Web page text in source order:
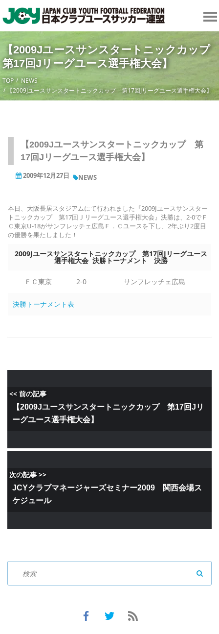
【2009Jユースサンスタートニックカッ
第17回Jリーグユース選手権大会】
TOP
NEWS
【2009Jユースサンスタートニックカップ 第17回Jリーグユース選手権大会】
【2009Jユースサンスタートニックカップ 第
17回Jリーグユース選手権大会】
2009年12月27日 NEWS
本日、大阪長居スタジアムにて行われました『2009Jユースサンスター
トニックカップ 第17回Ｊリーグユース選手権大会』決勝は、2-0でＦ
Ｃ東京U-18がサンフレッチェ広島Ｆ．Ｃユースを下し、2年ぶり2度目
の優勝を果たしました！
2009Jユースサンスタートニックカップ 第17回Jリーグユース
選手権大会 決勝トーナメント 決勝
ＦＣ東京 2-0 サンフレッチェ広島
決勝トーナメント表
<< 前の記事
【2009Jユースサンスタートニックカップ 第17回Jリ
ーグユース選手権大会】
次の記事 >>
JCYクラブマネージャーズセミナー2009 関西会場ス
ケジュール